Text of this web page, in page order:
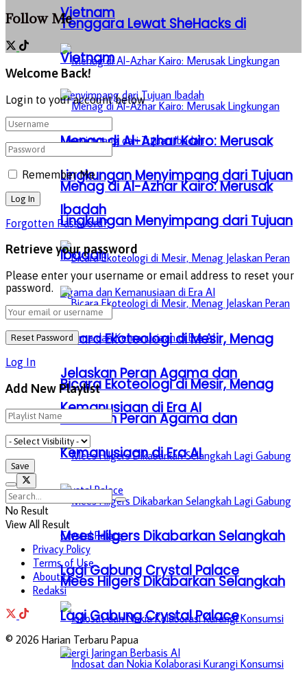
Vietnam
Menag di Al-Azhar Kairo: Merusak
Lingkungan Menyimpang dari Tujuan
Ibadah
Bicara Ekoteologi di Mesir, Menag
Jelaskan Peran Agama dan
Kemanusiaan di Era AI
Mees Hilgers Dikabarkan Selangkah
Lagi Gabung Crystal Palace
Tenggara Lewat SheHacks di
Vietnam
Menag di Al-Azhar Kairo: Merusak
Lingkungan Menyimpang dari Tujuan
Ibadah
Bicara Ekoteologi di Mesir, Menag
Jelaskan Peran Agama dan
Kemanusiaan di Era AI
Mees Hilgers Dikabarkan Selangkah
Lagi Gabung Crystal Palace
Follow Me
Welcome Back!
Login to your account below
Remember Me
Forgotten Password?
Retrieve your password
Please enter your username or email address to reset your
password.
Log In
Add New Playlist
No Result
View All Result
Privacy Policy
Terms of Use
About Us
Redaksi
© 2026 Harian Terbaru Papua